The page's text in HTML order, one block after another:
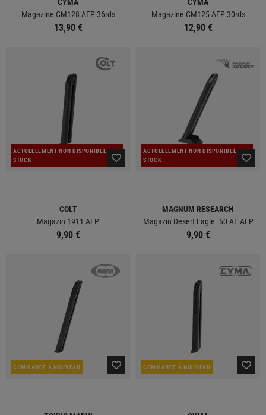
Magazine CM128 AEP 36rds
13,90 €
Magazine CM125 AEP 30rds
12,90 €
ACTUELLEMENT NON DISPONIBLE EN
STOCK
COLT
Magazin 1911 AEP
9,90 €
ACTUELLEMENT NON DISPONIBLE EN
STOCK
MAGNUM RESEARCH
Magazin Desert Eagle .50 AE AEP
9,90 €
COMMANDÉ À NOUVEAU COMMANDÉ À NOUVEAU